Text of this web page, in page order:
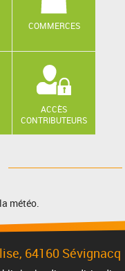
COMMERCES
ACCÈS
CONTRIBUTEURS
météo.
, 64160 Sévignacq